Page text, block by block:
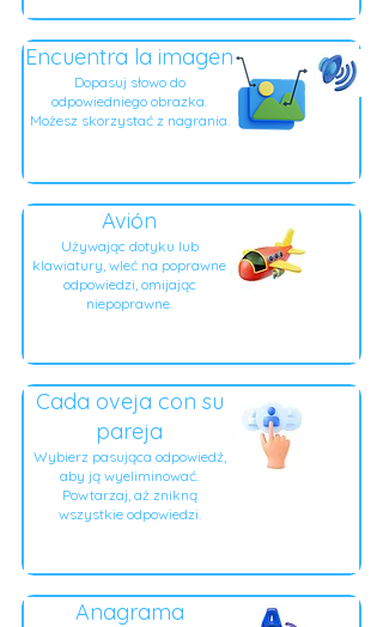
Encuentra la imagen
Dopasuj słowo do
odpowiedniego obrazka.
Możesz skorzystać z nagrania.
Avión
Używając dotyku lub
klawiatury, wleć na poprawne
odpowiedzi, omijając
niepoprawne.
Cada oveja con su
pareja
Wybierz pasująca odpowiedź,
aby ją wyeliminować.
Powtarzaj, aż znikną
wszystkie odpowiedzi.
Anagrama